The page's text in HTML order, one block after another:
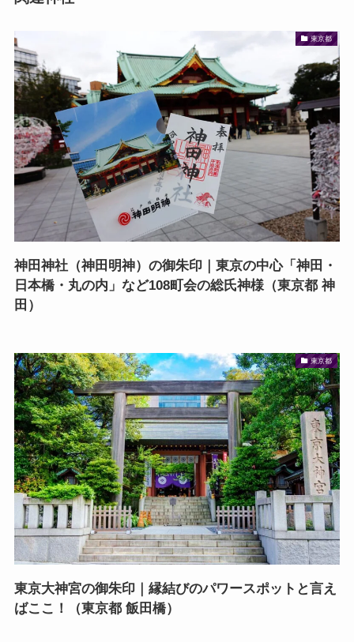
東京都
神田神社（神田明神）の御朱印｜東京の中心「神田・
日本橋・丸の内」など108町会の総氏神様（東京都 神
田）
東京都
東京大神宮の御朱印｜縁結びのパワースポットと言え
ばここ！（東京都 飯田橋）